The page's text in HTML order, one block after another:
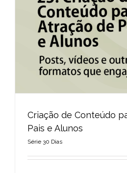
Criação de Conteúdo para
Criação de Conteúdo
Pais e Alunos
Série 30 Dias